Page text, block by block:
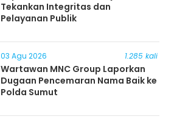
Tekankan Integritas dan
Pelayanan Publik
03 Agu 2026 1.285 kali
Wartawan MNC Group Laporkan
Dugaan Pencemaran Nama Baik ke
Polda Sumut